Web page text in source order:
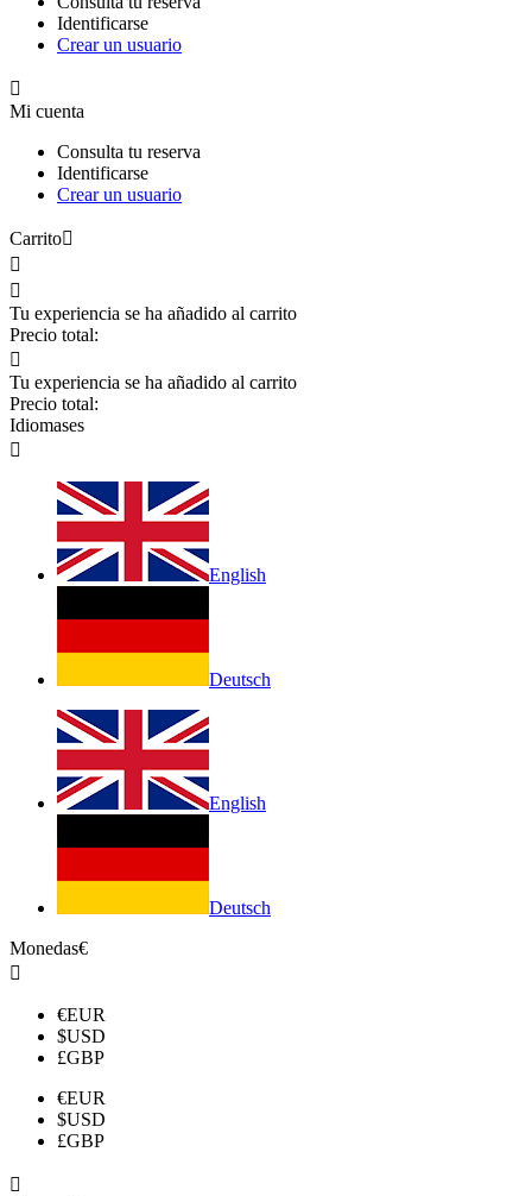
Identificarse
Crear un usuario

Mi cuenta
Consulta tu reserva
Identificarse
Crear un usuario
Carrito


Tu experiencia se ha añadido al carrito
Precio total:

Tu experiencia se ha añadido al carrito
Precio total:
Idiomases

English
Deutsch
English
Deutsch
Monedas€

€EUR
$USD
£GBP
€EUR
$USD
£GBP
